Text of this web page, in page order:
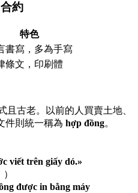
約
特色
書寫，多為手寫
條文，印刷體
且古老。以前的人買賣土地、
件則統一稱為 hợp đồng。
viết trên giấy dó.»
được in bằng máy